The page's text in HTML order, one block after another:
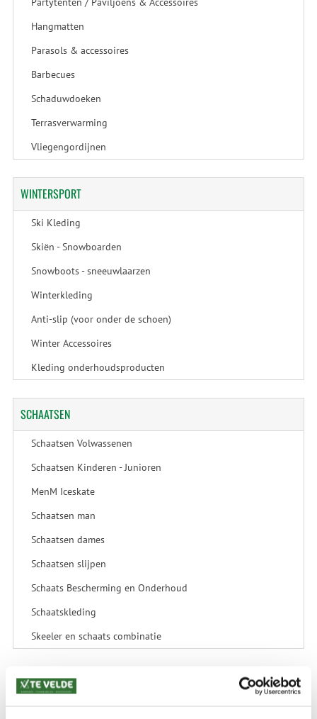
Hangmatten
Parasols & accessoires
Barbecues
Schaduwdoeken
Terrasverwarming
Vliegengordijnen
WINTERSPORT
Ski Kleding
Skiën - Snowboarden
Snowboots - sneeuwlaarzen
Winterkleding
Anti-slip (voor onder de schoen)
Winter Accessoires
Kleding onderhoudsproducten
SCHAATSEN
Schaatsen Volwassenen
Schaatsen Kinderen - Junioren
MenM Iceskate
Schaatsen man
Schaatsen dames
Schaatsen slijpen
Schaats Bescherming en Onderhoud
Schaatskleding
Skeeler en schaats combinatie
SALE